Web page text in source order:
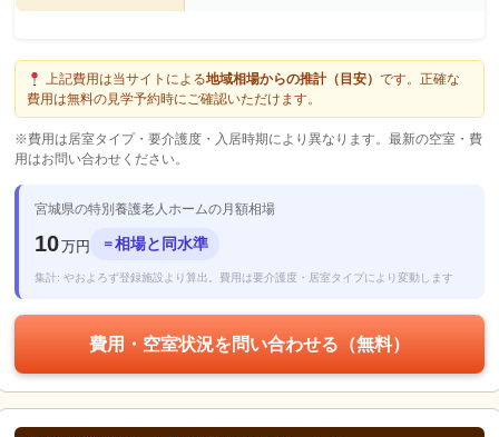
上記費用は当サイトによる地域相場からの推計（目安） です。正確な
費用は無料の見学予約時にご確認いただけます。
※費用は居室タイプ・要介護度・入居時期により異なります。最新の空室・費
用はお問い合わせください。
宮城県の特別養護老人ホームの月額相場
10万円 ＝相場と同水準
集計: やおよろず登録施設より算出。費用は要介護度・居室タイプにより変動します
費用・空室状況を問い合わせる（無料）